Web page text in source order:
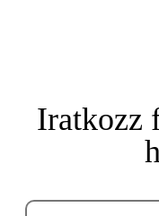
Iratkozz